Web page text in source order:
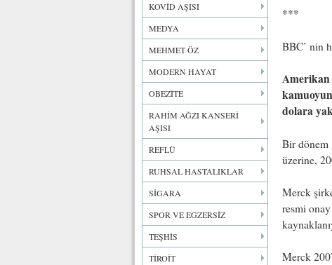
KOVİD AŞISI
MEDYA
MEHMET ÖZ
MODERN HAYAT
OBEZİTE
RAHİM AĞZI KANSERİ
AŞISI
REFLÜ
RUHSAL HASTALIKLAR
SİGARA
SPOR VE EGZERSİZ
TEŞHİS
TİROİT
***
BBC’ nin
Amerikan
dolara
Bir dönem
üzerine,
Merck
resmi
Merck